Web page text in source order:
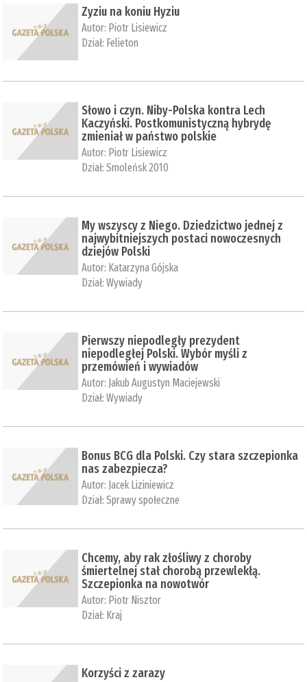
Zyziu na koniu Hyziu
Autor: Piotr Lisiewicz
Dział: Felieton
Słowo i czyn. Niby-Polska kontra Lech
Kaczyński. Postkomunistyczną hybrydę
zmieniał w państwo polskie
Autor: Piotr Lisiewicz
Dział:Smoleńsk 2010
My wszyscy z Niego. Dziedzictwo jednej z
najwybitniejszych postaci nowoczesnych
dziejów Polski
Autor: Katarzyna Gójska
Dział:Wywiady
Pierwszy niepodległy prezydent
niepodległej Polski. Wybór myśli z
przemówień i wywiadów
Autor: Jakub Augustyn Maciejewski
Dział:Wywiady
Bonus BCG dla Polski. Czy stara szczepionka
nas zabezpiecza?
Autor: Jacek Liziniewicz
Dział:Sprawy społeczne
Chcemy, aby rak złośliwy z choroby
śmiertelnej stał chorobą przewlekłą.
Szczepionka na nowotwór
Autor: Piotr Nisztor
Dział: Kraj
Korzyści z zarazy